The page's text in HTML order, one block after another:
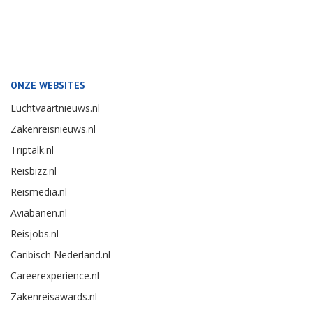
ONZE WEBSITES
Luchtvaartnieuws.nl
Zakenreisnieuws.nl
Triptalk.nl
Reisbizz.nl
Reismedia.nl
Aviabanen.nl
Reisjobs.nl
Caribisch Nederland.nl
Careerexperience.nl
Zakenreisawards.nl